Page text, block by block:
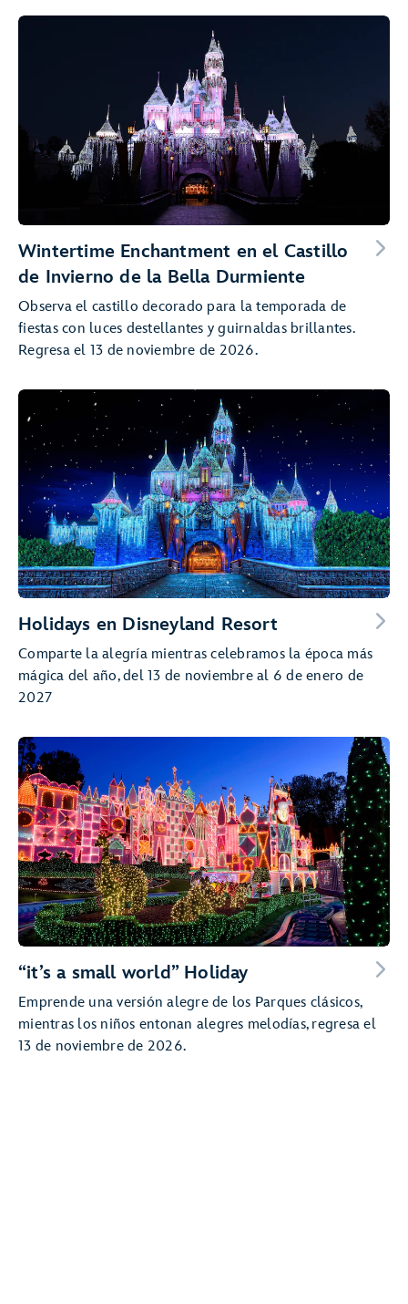
Wintertime Enchantment en el Castillo
de Invierno de la Bella Durmiente
Observa el castillo decorado para la temporada de
fiestas con luces destellantes y guirnaldas brillantes.
Regresa el 13 de noviembre de 2026.
Holidays en Disneyland Resort
Comparte la alegría mientras celebramos la época más
mágica del año, del 13 de noviembre al 6 de enero de
2027
“it’s a small world” Holiday
Emprende una versión alegre de los Parques clásicos,
mientras los niños entonan alegres melodías, regresa el
13 de noviembre de 2026.